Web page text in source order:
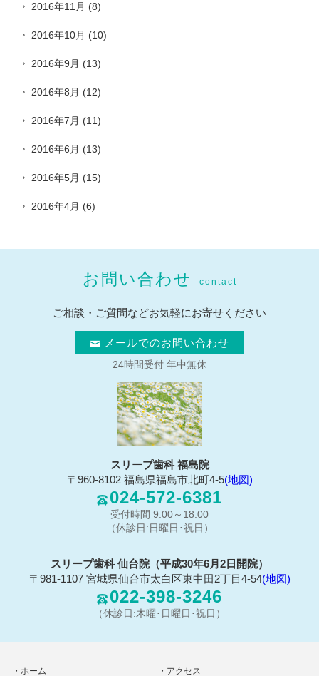
2016年11月 (8)
2016年10月 (10)
2016年9月 (13)
2016年8月 (12)
2016年7月 (11)
2016年6月 (13)
2016年5月 (15)
2016年4月 (6)
お問い合わせ contact
ご相談・ご質問などお気軽にお寄せください
メールでのお問い合わせ
24時間受付 年中無休
スリープ歯科 福島院
〒960-8102 福島県福島市北町4-5(地図)
024-572-6381
受付時間 9:00～18:00
（休診日:日曜日･祝日）
スリープ歯科 仙台院（平成30年6月2日開院）
〒981-1107 宮城県仙台市太白区東中田2丁目4-54(地図)
022-398-3246
（休診日:木曜･日曜日･祝日）
ホーム アクセス